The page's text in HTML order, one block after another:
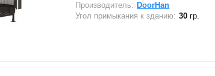
Производитель: DoorHan
Угол примыкания к зданию: 30 гр.